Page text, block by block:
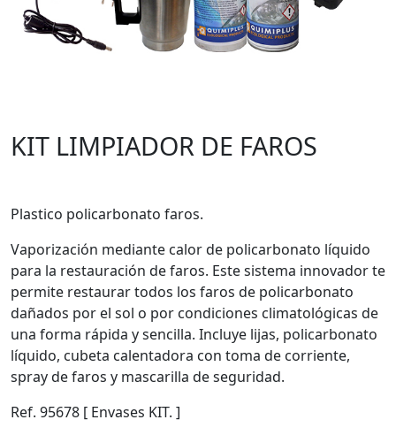
KIT LIMPIADOR DE FAROS
Plastico policarbonato faros.
Vaporización mediante calor de policarbonato líquido
para la restauración de faros. Este sistema innovador te
permite restaurar todos los faros de policarbonato
dañados por el sol o por condiciones climatológicas de
una forma rápida y sencilla. Incluye lijas, policarbonato
líquido, cubeta calentadora con toma de corriente,
spray de faros y mascarilla de seguridad.
Ref. 95678 [ Envases KIT. ]